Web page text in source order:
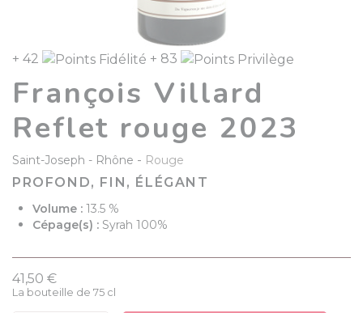
+ 42 + 83
François Villard
Reflet rouge 2023
Saint-Joseph Rhône - Rouge
PROFOND, FIN, ÉLÉGANT
Volume : 13.5 %
Cépage(s) : Syrah 100%
41,50 €
La bouteille de 75 cl